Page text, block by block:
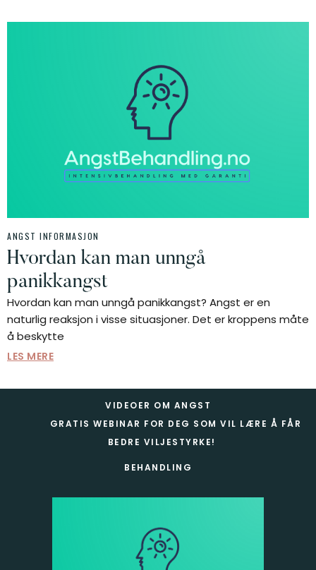
ANGST INFORMASJON
Hvordan kan man unngå
panikkangst
Hvordan kan man unngå panikkangst? Angst er en
naturlig reaksjon i visse situasjoner. Det er kroppens måte
å beskytte
LES MERE
VIDEOER OM ANGST
GRATIS WEBINAR FOR DEG SOM VIL LÆRE Å FÅR
BEDRE VILJESTYRKE!
BEHANDLING